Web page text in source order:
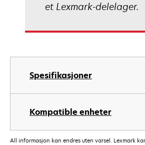
Spesifikasjoner
Kompatible enheter
et Lexmark-delelager.
All informasjon kan endres uten varsel. Lexmark